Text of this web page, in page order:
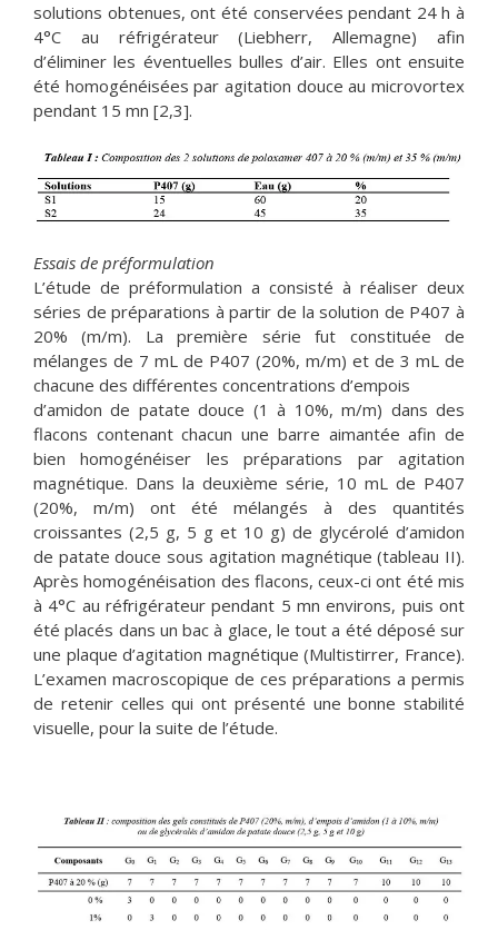
solutions obtenues, ont été conservées pendant 24 h à
4°C au réfrigérateur (Liebherr, Allemagne) afin
d’éliminer les éventuelles bulles d’air. Elles ont ensuite
été homogénéisées par agitation douce au microvortex
pendant 15 mn [2,3].
Essais de préformulation
L’étude de préformulation a consisté à réaliser deux
séries de préparations à partir de la solution de P407 à
20% (m/m). La première série fut constituée de
mélanges de 7 mL de P407 (20%, m/m) et de 3 mL de
chacune des différentes concentrations d’empois
d’amidon de patate douce (1 à 10%, m/m) dans des
flacons contenant chacun une barre aimantée afin de
bien homogénéiser les préparations par agitation
magnétique. Dans la deuxième série, 10 mL de P407
(20%, m/m) ont été mélangés à des quantités
croissantes (2,5 g, 5 g et 10 g) de glycérolé d’amidon
de patate douce sous agitation magnétique (tableau II).
Après homogénéisation des flacons, ceux-ci ont été mis
à 4°C au réfrigérateur pendant 5 mn environs, puis ont
été placés dans un bac à glace, le tout a été déposé sur
une plaque d’agitation magnétique (Multistirrer, France).
L’examen macroscopique de ces préparations a permis
de retenir celles qui ont présenté une bonne stabilité
visuelle, pour la suite de l’étude.